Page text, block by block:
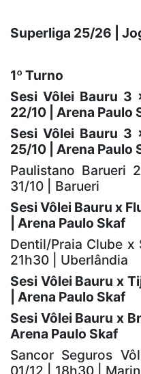
Superliga 25/26 |
1º Turno
Sesi Vôlei Bauru 3
22/10 | Arena Paulo
Sesi Vôlei Bauru 3
25/10 | Arena Paulo
Paulistano Barueri
31/10 | Barueri
Sesi Vôlei Bauru x
| Arena Paulo Skaf
Dentil/Praia Clube x
21h30 | Uberlândia
Sesi Vôlei Bauru x
| Arena Paulo Skaf
Sesi Vôlei Bauru x
Arena Paulo Skaf
Sancor Seguros